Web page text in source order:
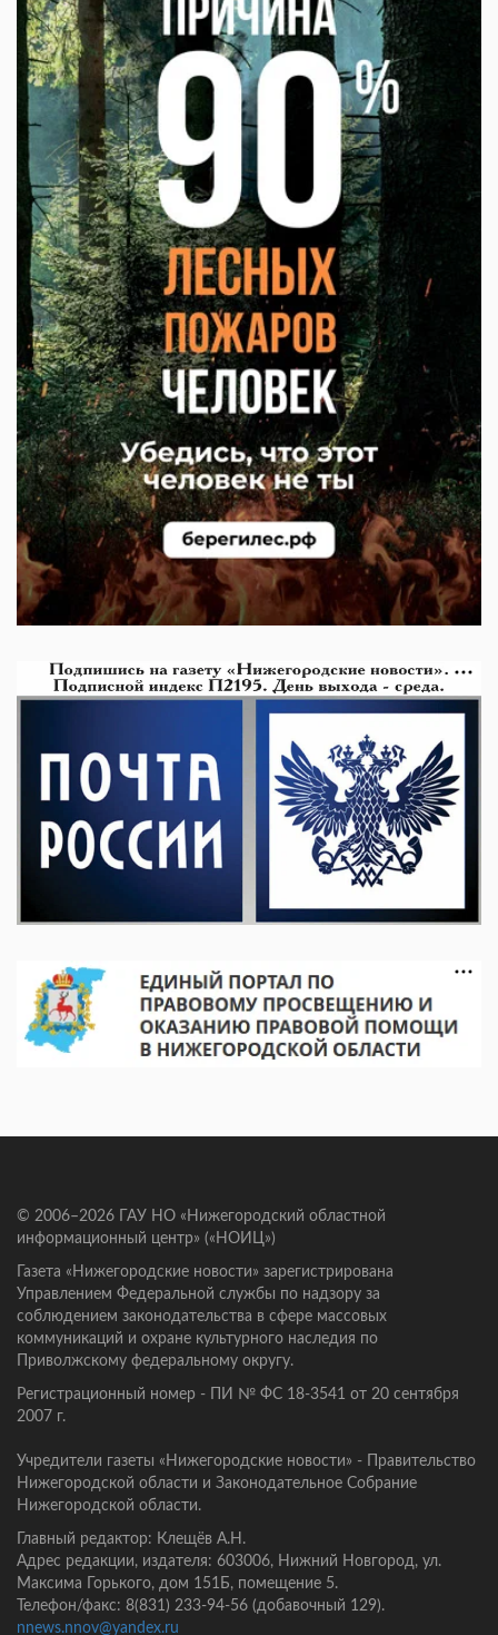
© 2006–2026 ГАУ НО «Нижегородский областной
информационный центр» («НОИЦ»)
Газета «Нижегородские новости» зарегистрирована
Управлением Федеральной службы по надзору за
соблюдением законодательства в сфере массовых
коммуникаций и охране культурного наследия по
Приволжскому федеральному округу.
Регистрационный номер - ПИ № ФС 18-3541 от 20 сентября
2007 г.
Учредители газеты «Нижегородские новости» - Правительство
Нижегородской области и Законодательное Собрание
Нижегородской области.
Главный редактор: Клещёв А.Н.
Адрес редакции, издателя: 603006, Нижний Новгород, ул.
Максима Горького, дом 151Б, помещение 5.
Телефон/факс: 8(831) 233-94-56 (добавочный 129).
nnews.nnov@yandex.ru